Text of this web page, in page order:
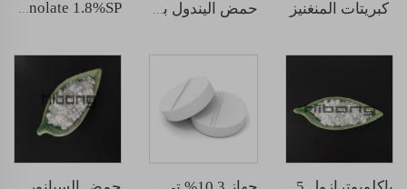
كبريتات المنغنيز حمض اليندول بوتيريك Sodium nitrophenolate 1.8%SP